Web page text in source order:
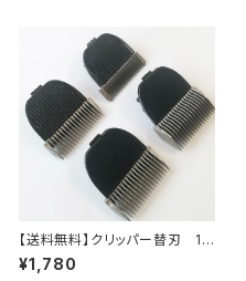
【送料無料】クリッパー替刃 12
mm
¥1,780